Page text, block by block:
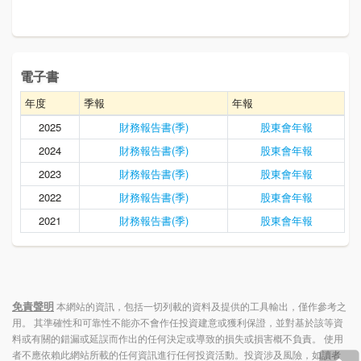
電子書
年度 季報
年報
2025
財務報告書(季)
股東會年報
2024
財務報告書(季)
股東會年報
2023
財務報告書(季)
股東會年報
2022
財務報告書(季)
股東會年報
2021
財務報告書(季) 股東會年報
免責聲明本網站的資訊，包括一切列載的資料及提供的工具輸出，僅作參考之
用。 其準確性和可靠性不能亦不會作任投資建意或獲利保證，並對基於該等資
料或有關的錯漏或延誤而作出的任何決定或導致的損失或損害概不負責。 使用
者不應依賴此網站所載的任何資訊進行任何投資活動。投資涉及風險，如讀者